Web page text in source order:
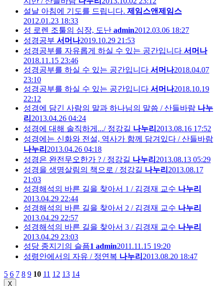
설날 아침에 기도를 드립니다. 제임스앤제임스
2012.01.23 18:33
성 로렌 조툴의 심장, 도난 admin2012.03.06 18:27
성경공부 서머나2019.10.29 21:53
성경공부를 자유롭게 하실 수 있는 공간입니다 서머나
2018.11.15 23:46
성경공부를 하실 수 있는 공간입니다 서머나2018.04.07
23:10
성경공부를 하실 수 있는 공간입니다 서머나2018.10.19
22:12
성경에 담긴 사람의 말과 하나님의 말씀 / 산들바람 나누
리 2013.04.26 04:24
성경에 대해 솔직하게.../ 정강길 나누리 2013.08.16 17:52
성경에는 신화와 전설, 역사가 함께 담겨있다 / 산들바람
나누리 2013.04.26 04:18
성경은 완전무오한가 ? / 정강길 나누리 2013.08.13 05:29
성경을 생명살림의 책으로 / 정강길 나누리 2013.08.17
21:03
성경해석의 바른 길을 찾아서 1 / 김경재 교수 나누리
2013.04.29 22:44
성경해석의 바른 길을 찾아서 2 / 김경재 교수 나누리
2013.04.29 22:57
성경해석의 바른 길을 찾아서 3 / 김경재 교수 나누리
2013.04.29 23:03
성당 종지기의 슬픔1 admin2011.11.15 19:20
성령안에서의 자유 / 정연복 나누리 2013.08.20 18:47
5 6 7 8 9 10 11 12 13 14
X